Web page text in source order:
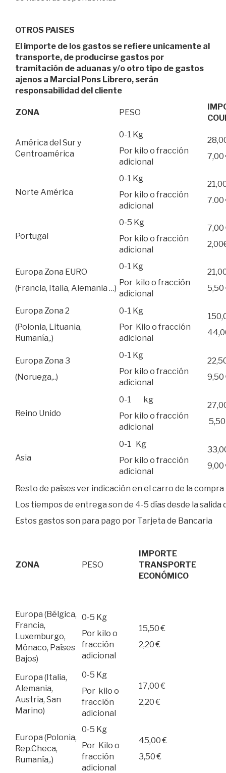
OTROS PAISES
El importe de los gastos se refiere unicamente al
transporte, de producirse gastos por
tramitación de aduanas y/o otro tipo de gastos
ajenos a Marcial Pons Librero, serán
responsabilidad del cliente
ZONA PESO
América del Sur y
Centroamérica
0-1 Kg
Por kilo o fracción
adicional
7,00
Norte América
0-1 Kg
Por kilo o fracción
adicional
7.00
Portugal
0-5 Kg
Por kilo o fracción
adicional
7,00
Europa Zona EURO
(Francia, Italia, Alemania …)
0-1 Kg
Por kilo o fracción
adicional
5,50
Europa Zona 2
(Polonia, Lituania,
Rumanía,.)
0-1 Kg
Por Kilo o fracción
adicional
Europa Zona 3
(Noruega,..)
0-1 Kg
Por kilo o fracción
adicional
9,50
Reino Unido
0-1 kg
Por kilo o fracción
adicional
Asia
0-1 Kg
Por kilo o fracción
adicional
9,00
Resto de países ver indicación en el carro de la compra
Los tiempos de entrega son de 4-5 días desde la
Estos gastos son para pago por Tarjeta de Bancaria
ZONA PESO
IMPORTE
TRANSPORTE
ECONÓMICO
Europa (Bélgica,
Francia,
Luxemburgo,
Mónaco, Países
Bajos)
0-5 Kg
Por kilo o
fracción
adicional
15,50 €
2,20 €
Europa (Italia,
Alemania,
Austria, San
Marino)
0-5 Kg
Por kilo o
fracción
adicional
17,00 €
2,20 €
Europa (Polonia,
Rep.Checa,
Rumanía,.)
0-5 Kg
Por Kilo o
fracción
adicional
45,00 €
3,50 €